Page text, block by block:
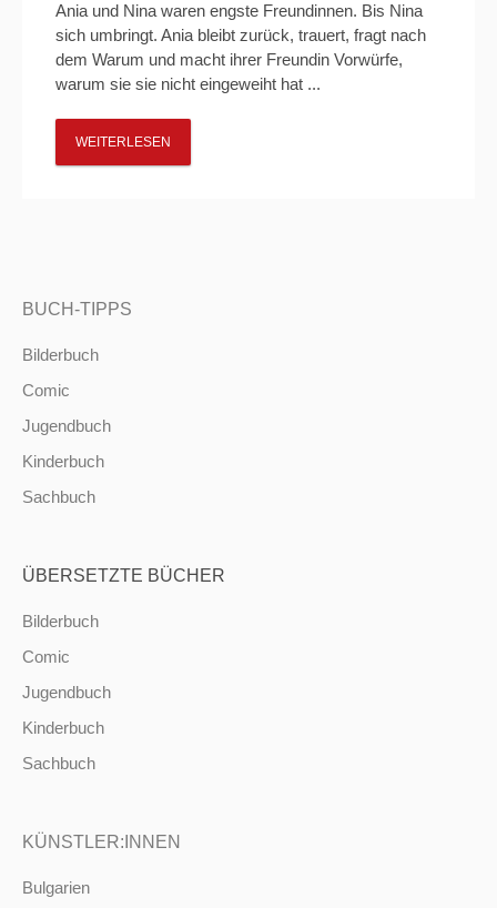
Ania und Nina waren engste Freundinnen. Bis Nina
sich umbringt. Ania bleibt zurück, trauert, fragt nach
dem Warum und macht ihrer Freundin Vorwürfe,
warum sie sie nicht eingeweiht hat ...
WEITERLESEN
BUCH-TIPPS
Bilderbuch
Comic
Jugendbuch
Kinderbuch
Sachbuch
ÜBERSETZTE BÜCHER
Bilderbuch
Comic
Jugendbuch
Kinderbuch
Sachbuch
KÜNSTLER:INNEN
Bulgarien